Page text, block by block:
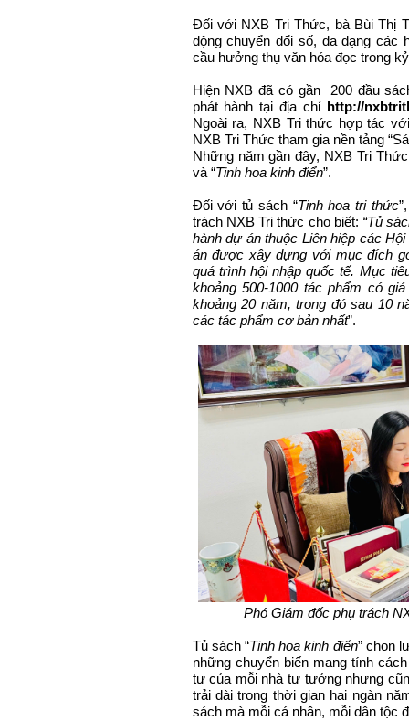
Đối với NXB Tri Thức, bà Bùi Thị
động chuyển đổi số, đa dạng các
cầu hưởng thụ văn hóa đọc trong
Hiện NXB đã có gần 200 đầu
phát hành tại địa chỉ http://
Ngoài ra, NXB Tri thức hợp tác
NXB Tri Thức tham gia nền tảng
Những năm gần đây, NXB Tri
và “Tinh hoa kinh điển”.
Đối với tủ sách “Tinh hoa tri thức
trách NXB Tri thức cho biết: “Tủ
hành dự án thuộc Liên hiệp các
án được xây dựng với mục đích
quá trình hội nhập quốc tế. Mục
khoảng 500-1000 tác phẩm có
khoảng 20 năm, trong đó sau 10
các tác phẩm cơ bản nhất”.
Phó Giám đốc phụ trách
Tủ sách “Tinh hoa kinh điển” chọn
những chuyển biến mang tính
tư của mỗi nhà tư tưởng nhưng
trải dài trong thời gian hai ngàn
sách mà mỗi cá nhân, mỗi dân tộc